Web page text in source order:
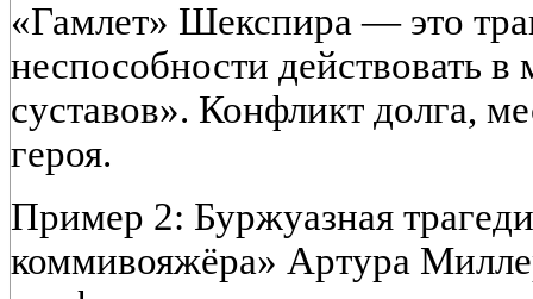
«Гамлет» Шекспира — это
неспособности действовать
суставов». Конфликт долга,
героя.
Пример 2: Буржуазная
коммивояжёра» Артура